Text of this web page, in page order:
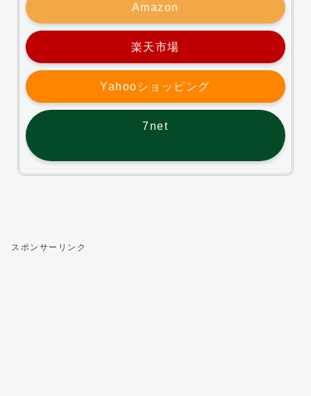
Amazon
楽天市場
Yahooショッピング
7net
スポンサーリンク